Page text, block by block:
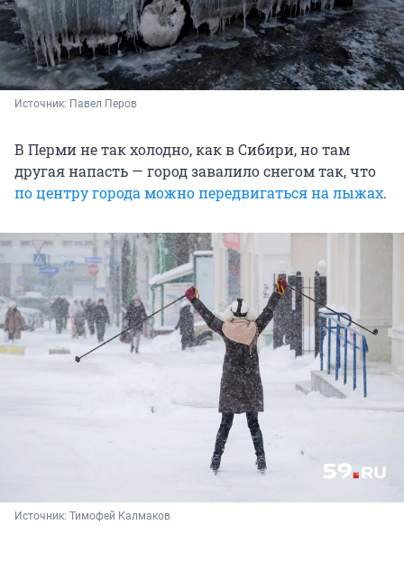
Источник: Павел Перов
В Перми не так холодно, как в Сибири, но там
другая напасть — город завалило снегом так, что
по центру города можно передвигаться на лыжах.
Источник: Тимофей Калмаков